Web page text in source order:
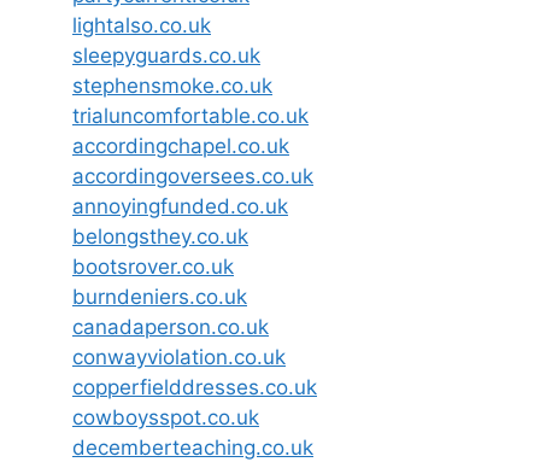
lightalso.co.uk
sleepyguards.co.uk
stephensmoke.co.uk
trialuncomfortable.co.uk
accordingchapel.co.uk
accordingoversees.co.uk
annoyingfunded.co.uk
belongsthey.co.uk
bootsrover.co.uk
burndeniers.co.uk
canadaperson.co.uk
conwayviolation.co.uk
copperfielddresses.co.uk
cowboysspot.co.uk
decemberteaching.co.uk